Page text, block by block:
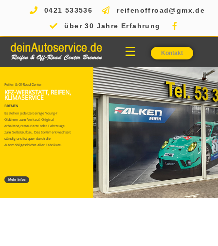
0421 533536
reifenoffroad@gmx.de
über 30 Jahre Erfahrung
Kontakt
BREMEN
Es stehen jederzeit einige Young-/
Oldtimer zum Verkauf. Original
erhaltene,restaurierte oder Fahrzeuge
zum Selbstaufbau. Das Sortiment wechselt
ständig und ist quer durch die
Automobilgeschichte aller Fabrikate.
KFZ-WERKSTATT, REIFEN,
KLIMASERVICE
Reifen & Of-Road Center
Mehr Infos